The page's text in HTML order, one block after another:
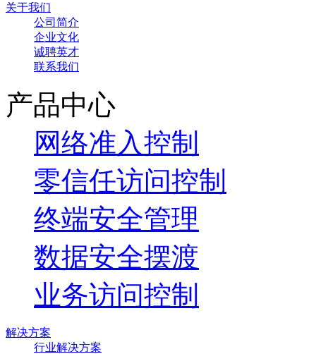
关于我们
公司简介
企业文化
诚聘英才
联系我们
产品中心
网络准入控制
零信任访问控制
终端安全管理
数据安全摆渡
业务访问控制
解决方案
行业解决方案